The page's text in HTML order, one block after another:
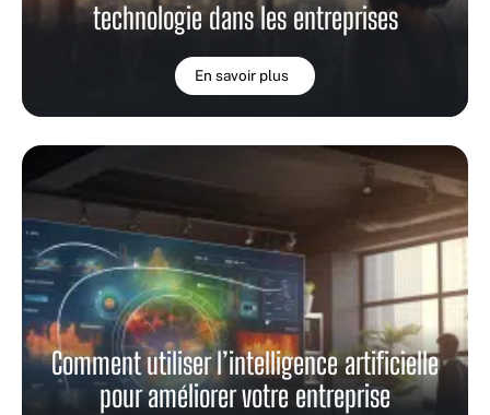
technologie dans les entreprises
En savoir plus
Comment utiliser l’intelligence artificielle
pour améliorer votre entreprise